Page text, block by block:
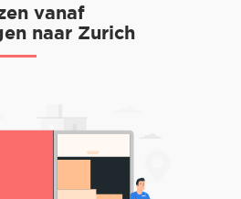
vanaf
naar Zurich